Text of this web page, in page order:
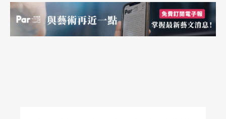
常的，「如果你认同无常，反而会被无常所牵
引。」